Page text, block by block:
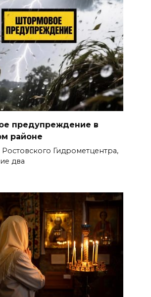
предупреждение в
районе
Гидрометцентра,
два